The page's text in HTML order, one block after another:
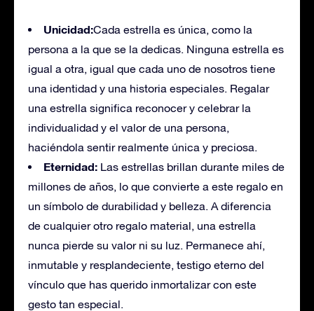
Unicidad:Cada estrella es única, como la
persona a la que se la dedicas. Ninguna estrella es
igual a otra, igual que cada uno de nosotros tiene
una identidad y una historia especiales. Regalar
una estrella significa reconocer y celebrar la
individualidad y el valor de una persona,
haciéndola sentir realmente única y preciosa.
Eternidad: Las estrellas brillan durante miles de
millones de años, lo que convierte a este regalo en
un símbolo de durabilidad y belleza. A diferencia
de cualquier otro regalo material, una estrella
nunca pierde su valor ni su luz. Permanece ahí,
inmutable y resplandeciente, testigo eterno del
vínculo que has querido inmortalizar con este
gesto tan especial.